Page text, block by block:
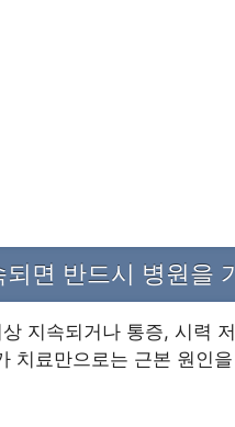
면 반드시 병원을
지속되거나 통증, 시력
치료만으로는 근본 원인